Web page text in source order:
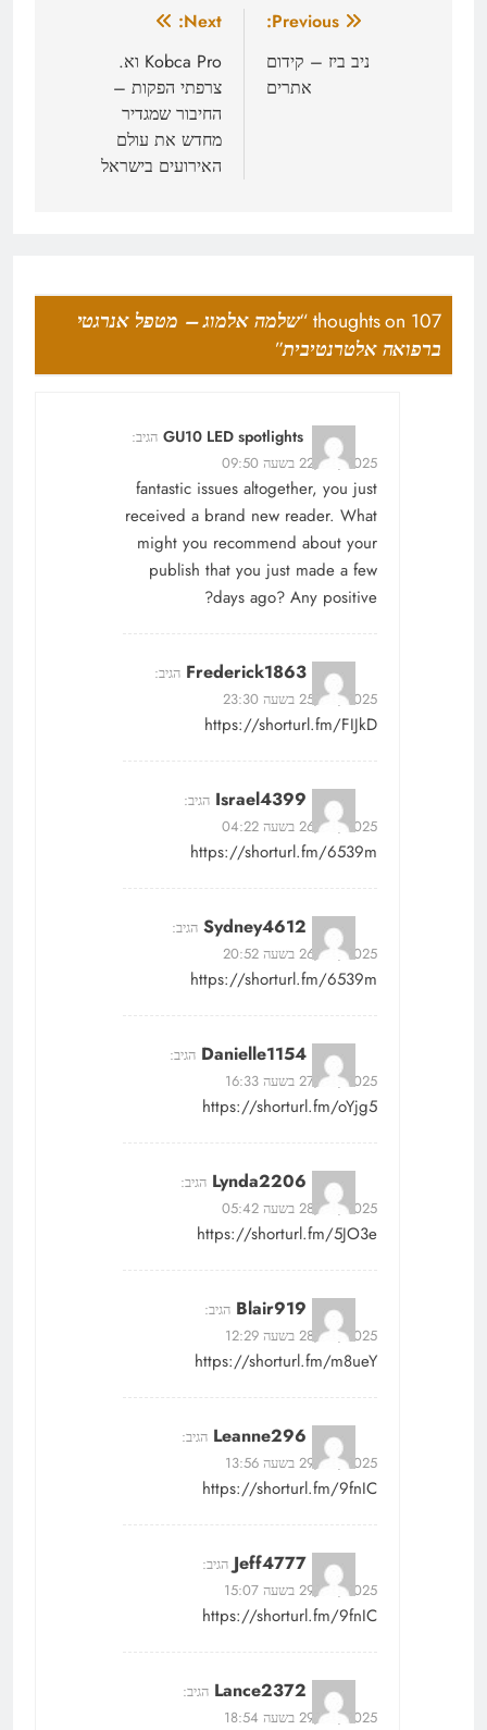
Previous:
ניב ביז – קידום
אתרים
Next:
Kobca Pro וא.
צרפתי הפקות –
החיבור שמגדיר
מחדש את עולם
האירועים בישראל
107 thoughts on “
שלמה אלמוג – מטפל אנרגטי
ברפואה אלטרנטיבית”
GU10 LED spotlights הגיב:
22/05/2025 בשעה 09:50
fantastic issues altogether, you just
received a brand new reader. What
might you recommend about your
publish that you just made a few
days ago? Any positive?
Frederick1863 הגיב:
25/05/2025 בשעה 23:30
https://shorturl.fm/FIJkD
Israel4399 הגיב:
26/05/2025 בשעה 04:22
https://shorturl.fm/6539m
Sydney4612 הגיב:
26/05/2025 בשעה 20:52
https://shorturl.fm/6539m
Danielle1154 הגיב:
27/05/2025 בשעה 16:33
https://shorturl.fm/oYjg5
Lynda2206 הגיב:
28/05/2025 בשעה 05:42
https://shorturl.fm/5JO3e
Blair919 הגיב:
28/05/2025 בשעה 12:29
https://shorturl.fm/m8ueY
Leanne296 הגיב:
29/05/2025 בשעה 13:56
https://shorturl.fm/9fnIC
Jeff4777 הגיב:
29/05/2025 בשעה 15:07
https://shorturl.fm/9fnIC
Lance2372 הגיב:
29/05/2025 בשעה 18:54